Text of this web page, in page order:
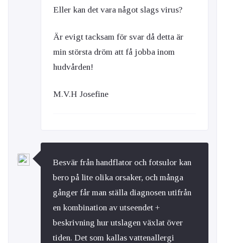
Eller kan det vara något slags virus?
Är evigt tacksam för svar då detta är
min största dröm att få jobba inom
hudvården!
M.V.H Josefine
Besvär från handflator och fotsulor kan
bero på lite olika orsaker, och många
gånger får man ställa diagnosen utifrån
en kombination av utseendet +
beskrivning hur utslagen växlat över
tiden. Det som kallas vattenallergi